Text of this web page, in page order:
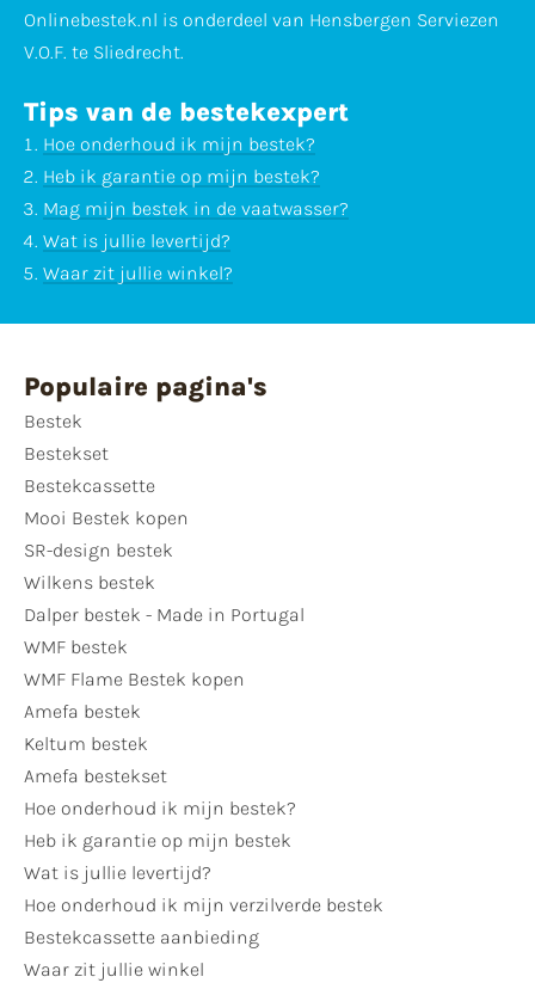
Onlinebestek.nl is onderdeel van Hensbergen Serviezen
V.O.F. te Sliedrecht.
Tips van de bestekexpert
Hoe onderhoud ik mijn bestek?
Heb ik garantie op mijn bestek?
Mag mijn bestek in de vaatwasser?
Wat is jullie levertijd?
Waar zit jullie winkel?
Populaire pagina's
Bestek
Bestekset
Bestekcassette
Mooi Bestek kopen
SR-design bestek
Wilkens bestek
Dalper bestek - Made in Portugal
WMF bestek
WMF Flame Bestek kopen
Amefa bestek
Keltum bestek
Amefa bestekset
Hoe onderhoud ik mijn bestek?
Heb ik garantie op mijn bestek
Wat is jullie levertijd?
Hoe onderhoud ik mijn verzilverde bestek
Bestekcassette aanbieding
Waar zit jullie winkel